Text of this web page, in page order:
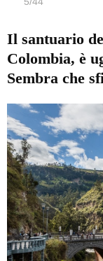
Il santuario
Colombia, è
Sembra che